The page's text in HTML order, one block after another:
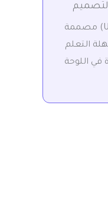
واجهات مستخدم (UI/UX) مصممة
التعلم
في اللوحة